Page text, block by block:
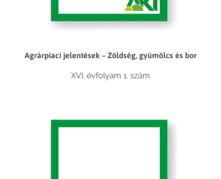
Agrárpiaci jelentések – Zöldség, gyümölcs és bor
XVI. évfolyam 1. szám